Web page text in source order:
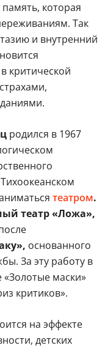
которая
Так
и внутренний
критической
родился в 1967
театром.
театр «Ложа»,
основанного
За эту работу в
«Золотые маски»
критиков».
на эффекте
детских